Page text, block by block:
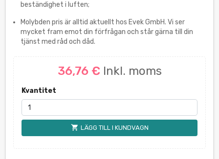
beständighet i luften;
Molybden pris är alltid aktuellt hos Evek GmbH. Vi ser
mycket fram emot din förfrågan och står gärna till din
tjänst med råd och dåd.
36,76 € Inkl. moms
Kvantitet
shopping_cart LÄGG TILL I KUNDVAGN